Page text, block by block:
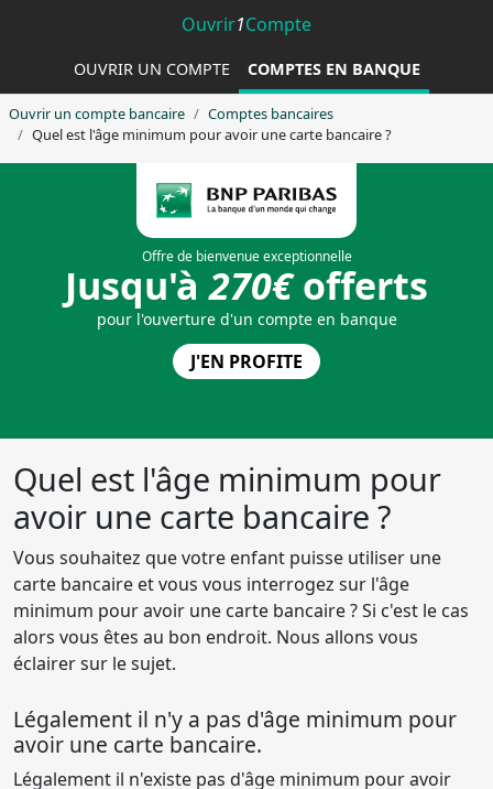
Ouvrir1Compte
OUVRIR UN COMPTE COMPTES EN BANQUE
Ouvrir un compte bancaire
Comptes bancaires
Quel est l'âge minimum pour avoir une carte bancaire ?
Quel est l'âge minimum pour
avoir une carte bancaire ?
Vous souhaitez que votre enfant puisse utiliser une
carte bancaire et vous vous interrogez sur l'âge
minimum pour avoir une carte bancaire ? Si c'est le cas
alors vous êtes au bon endroit. Nous allons vous
éclairer sur le sujet.
Légalement il n'y a pas d'âge minimum pour
avoir une carte bancaire.
Légalement il n'existe pas d'âge minimum pour avoir